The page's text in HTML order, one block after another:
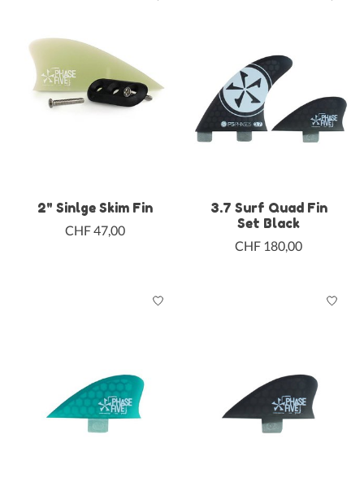
2" Sinlge Skim Fin
CHF 47,00
3.7 Surf Quad Fin
Set Black
CHF 180,00